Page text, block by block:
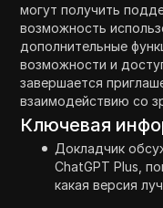
могут получить
возможность
дополнительные
возможности и
завершается
взаимодействию со
Ключевая
Докладчик
ChatGPT Plus,
какая версия